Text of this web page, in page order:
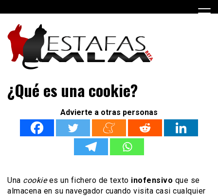
al
contenido
Estafas MLM
¿Qué es una cookie?
Advierte a otras personas
Una cookiees un fichero de texto inofensivo que se
almacena en su navegador cuando visita casi cualquier